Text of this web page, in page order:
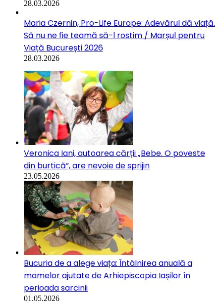
28.03.2026
Maria Czernin, Pro-Life Europe: Adevărul dă viață.
Să nu ne fie teamă să-l rostim / Marșul pentru
Viață București 2026
28.03.2026
Veronica Iani, autoarea cărții „Bebe. O poveste
din burtică”, are nevoie de sprijin
23.05.2026
Bucuria de a alege viața: Întâlnirea anuală a
mamelor ajutate de Arhiepiscopia Iașilor în
perioada sarcinii
01.05.2026